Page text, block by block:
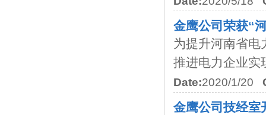
金鹰公司荣获“
为提升河南省电
推进电力企业实
Date:2020/1/20
金鹰公司技经室